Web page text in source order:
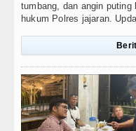
tumbang, dan angin
hukum Polres jajaran.